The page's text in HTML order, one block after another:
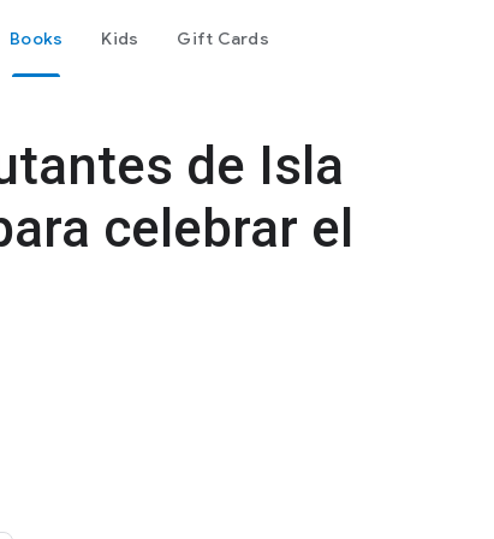
Books Kids Gift Cards
de Isla
celebrar el